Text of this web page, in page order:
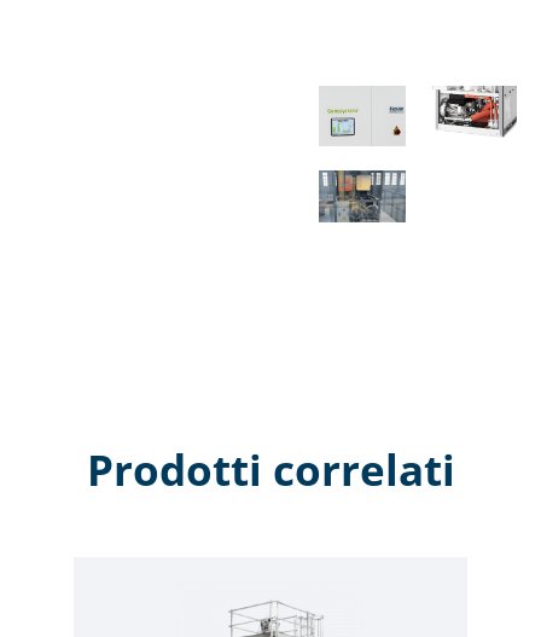
iniezione e proteggere le torri di essiccazione.
progettato inoltre per unire due macchine, con
un’unica HMI, al fine di ampliare la gamma di
Prodotti correlati